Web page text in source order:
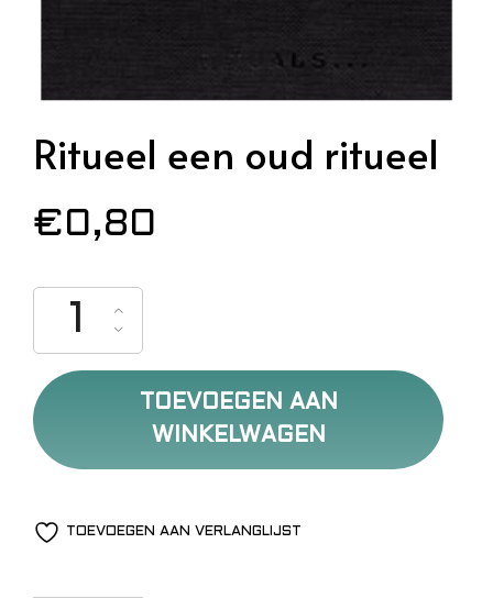
Ritueel een oud ritueel
€0,80
TOEVOEGEN AAN
WINKELWAGEN
TOEVOEGEN AAN VERLANGLIJST